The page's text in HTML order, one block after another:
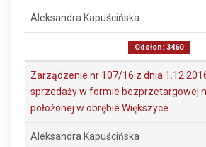
Aleksandra Kapuścińska
Odsłon: 3460
Zarządzenie nr 107/16 z dnia
sprzedaży w formie bezprzetargowej
położonej w obrębie Większyce
Aleksandra Kapuścińska